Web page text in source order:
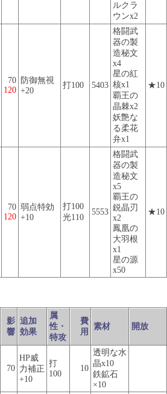
ルクラ
ウンx2
70
120
防御無視
+20
打100 5403
格闘武
器の製
造秘文
x4
星の紅
核x1
覇王の
晶棘x2
妖艶な
る柔花
弁x1
★10
70
120
弱点特効
+10
打100
光110
5553
格闘武
器の製
造秘文
x5
覇王の
鋭晶刃
x2
鳳凰の
大羽根
x1
星の源
x50
★10
影
響
追加
効果
属
性・
特攻
費
用
素材 開放
70
HP威
力補正
+10
打
100
10
透明な水
晶x10
鉄鉱石
×10